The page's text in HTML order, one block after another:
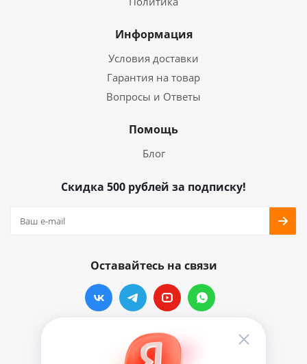
Информация
Условия доставки
Гарантия на товар
Вопросы и Ответы
Помощь
Блог
Скидка 500 рублей за подписку!
Оставайтесь на связи
Наши контакты